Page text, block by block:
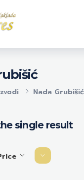
Nada Grubišić
single result